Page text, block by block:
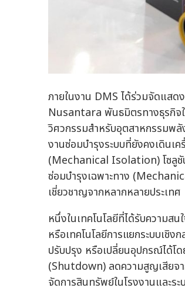
ภายในงาน DMS ได้ร่วมจัดแส
Nusantara พันธมิตรทางธุรกิจใ
วิศวกรรมสำหรับอุตสาหกรรมพ
งานซ่อมบำรุงระบบที่ยังคงเดินเ
(Mechanical Isolation) โซลูชั
ซ่อมบำรุงเฉพาะทาง
เชี่ยวชาญจากหลากหลายประเทศ
หนึ่งในเทคโนโลยีที่ได้รับความ
หรือเทคโนโลยีการแยกระบบเชิ
ปรับปรุง หรือเปลี่ยนอุปกรณ์ได้โด
(Shutdown) ลดความสูญเสียจ
จัดการสินทรัพย์ในโรงงานและร